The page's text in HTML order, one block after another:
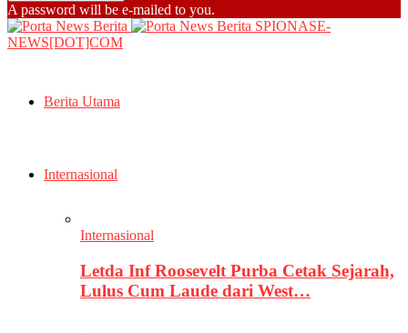
A password will be e-mailed to you.
SPIONASE-
NEWS[DOT]COM
Berita Utama
Internasional
Internasional
Letda Inf Roosevelt Purba Cetak Sejarah,
Lulus Cum Laude dari West…